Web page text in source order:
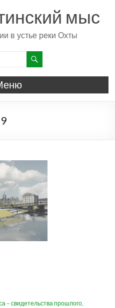
мыс
в устье реки Охты
– свидетельства прошлого,